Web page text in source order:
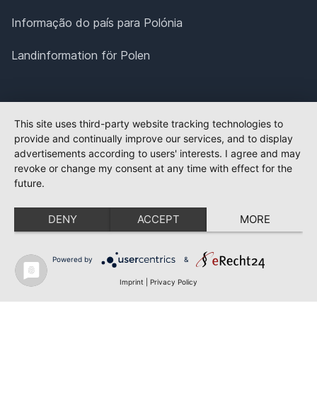
Informação do país para Polónia
Landinformation för Polen
This site uses third-party website tracking technologies to
provide and continually improve our services, and to display
advertisements according to users' interests. I agree and may
revoke or change my consent at any time with effect for the
future.
DENY ACCEPT MORE
Powered by &
Imprint Privacy Policy